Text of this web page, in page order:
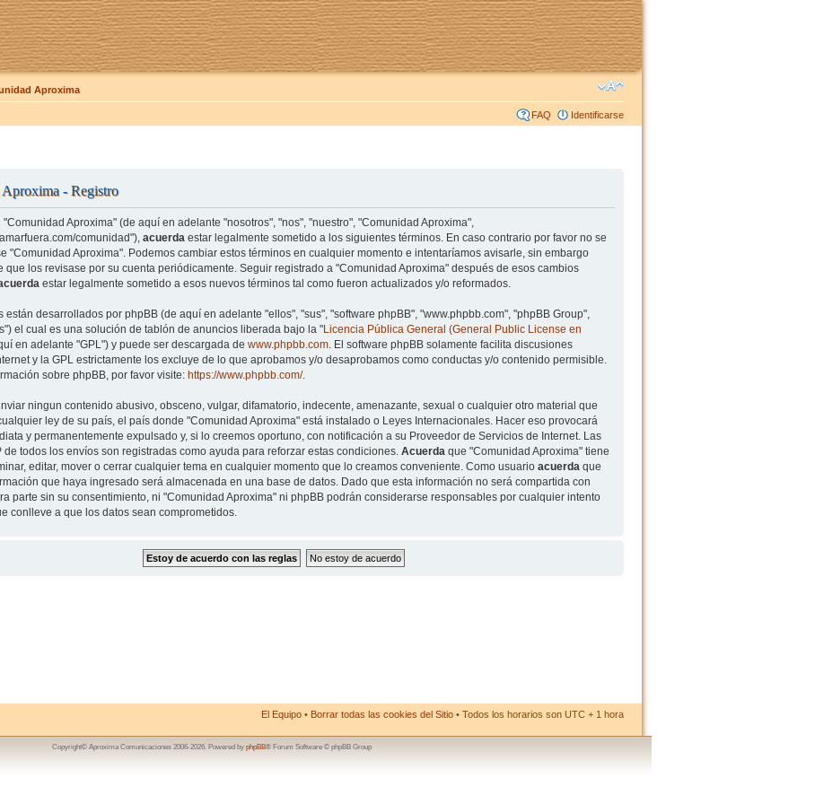
Aproxima
FAQ Identificarse
- Registro
Aproxima" (de aquí en adelante "nosotros", "nos", "nuestro", "Comunidad Aproxima",
comunidad"), acuerdaestar legalmente sometido a los siguientes términos. En caso contrario por favor no se
"Comunidad Aproxima". Podemos cambiar estos términos en cualquier momento e intentaríamos avisarle, sin embargo
que los revisase por su cuenta periódicamente. Seguir registrado a "Comunidad Aproxima" después de esos cambios
estar legalmente sometido a esos nuevos términos tal como fueron actualizados y/o reformados.
están desarrollados por phpBB (de aquí en adelante "ellos", "sus", "software phpBB", "www.phpbb.com", "phpBB Group",
el cual es una solución de tablón de anuncios liberada bajo la "Licencia Pública General (General Public License en
en adelante "GPL") y puede ser descargada de www.phpbb.com. El software phpBB solamente facilita discusiones
y la GPL estrictamente los excluye de lo que aprobamos y/o desaprobamos como conductas y/o contenido permisible.
sobre phpBB, por favor visite: https://www.phpbb.com/.
ningun contenido abusivo, obsceno, vulgar, difamatorio, indecente, amenazante, sexual o cualquier otro material que
ley de su país, el país donde "Comunidad Aproxima" está instalado o Leyes Internacionales. Hacer eso provocará
y permanentemente expulsado y, si lo creemos oportuno, con notificación a su Proveedor de Servicios de Internet. Las
de todos los envíos son registradas como ayuda para reforzar estas condiciones. Acuerdaque "Comunidad Aproxima" tiene
editar, mover o cerrar cualquier tema en cualquier momento que lo creamos conveniente. Como usuario acuerdaque
que haya ingresado será almacenada en una base de datos. Dado que esta información no será compartida con
parte sin su consentimiento, ni "Comunidad Aproxima" ni phpBB podrán considerarse responsables por cualquier intento
conlleve a que los datos sean comprometidos.
El Equipo • Borrar todas las cookies del Sitio • Todos los horarios son UTC + 1 hora
Copyright© Aproxima Comunicaciones 2006-2026. Powered by phpBB® Forum Software © phpBB Group